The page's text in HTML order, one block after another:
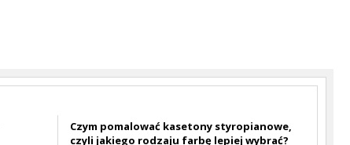
Czym pomalować kasetony styropianowe,
czyli jakiego rodzaju farbę lepiej wybrać?